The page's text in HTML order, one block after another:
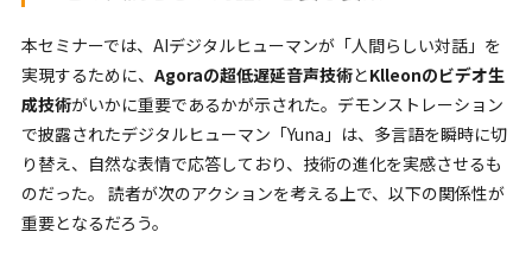
本セミナーでは、AIデジタルヒューマンが「人間らしい対話」を
実現するために、 Agoraの超低遅延音声技術とKlleonのビデオ生
成技術がいかに重要であるかが示された。デモンストレーション
で披露されたデジタルヒューマン「Yuna」は、多言語を瞬時に切
り替え、自然な表情で応答しており、技術の進化を実感させるも
のだった。 読者が次のアクションを考える上で、以下の関係性が
重要となるだろう。